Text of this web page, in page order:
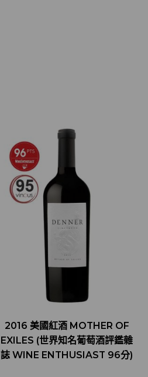
2016 美國紅酒 MOTHER OF
EXILES (世界知名葡萄酒評鑑雜
誌 WINE ENTHUSIAST 96分)